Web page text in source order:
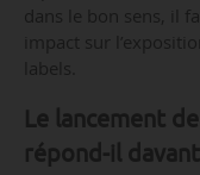
dans le bon sens, il
impact sur
labels.
Le lancement
répond-il